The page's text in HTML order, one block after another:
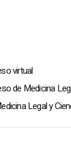
virtual
de Medicina
Legal y